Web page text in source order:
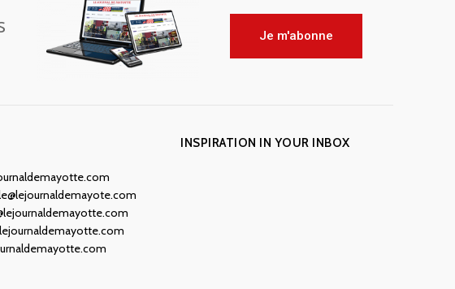
Je m'abonne
INSPIRATION IN YOUR INBOX